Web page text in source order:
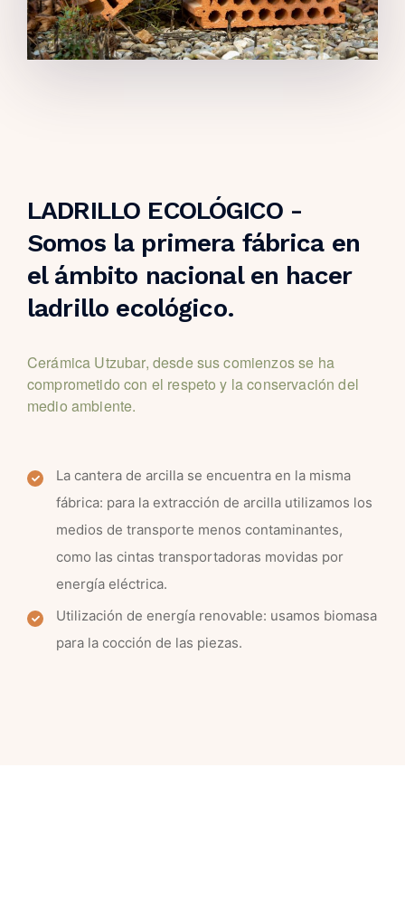
LADRILLO ECOLÓGICO -
Somos la primera fábrica en
el ámbito nacional en hacer
ladrillo ecológico.
Cerámica Utzubar, desde sus comienzos se ha
comprometido con el respeto y la conservación del
medio ambiente.
La cantera de arcilla se encuentra en la misma
fábrica: para la extracción de arcilla utilizamos los
medios de transporte menos contaminantes,
como las cintas transportadoras movidas por
energía eléctrica.
Utilización de energía renovable: usamos biomasa
para la cocción de las piezas.